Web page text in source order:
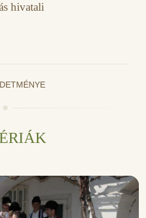
hivatali